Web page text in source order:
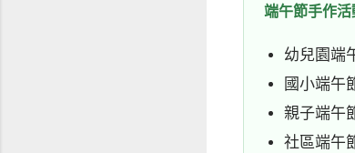
端午節手作
幼兒園端
國小端午
親子端午
社區端午